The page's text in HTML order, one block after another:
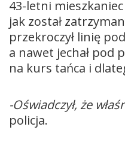
43-letni
jak został
przekroczył linię
a nawet jechał pod
na kurs tańca i
-Oświadczył, że
policja.